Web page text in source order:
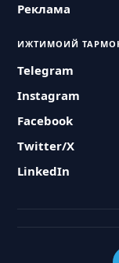
Реклама
ИЖТИМОИЙ
Telegram
Instagram
Facebook
Twitter/X
LinkedIn